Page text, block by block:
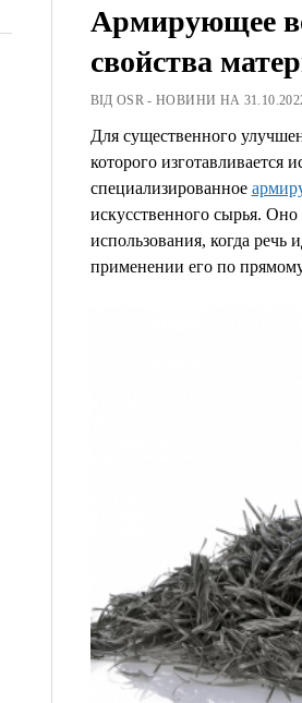
Армирующее
свойства
ВІД OSR - НОВИНИ НА
Для существенного
которого изготавливается
специализированное
искусственного сырья. Оно
использования, когда речь
применении его по